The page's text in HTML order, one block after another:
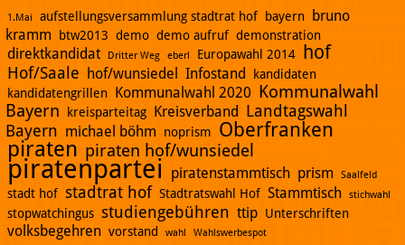
1.Mai aufstellungsversammlung stadtrat hof bayern
bruno
kramm
btw2013 demo demo aufruf demonstration
direktkandidat Dritter Weg eberl Europawahl 2014 hof
Hof/Saale hof/wunsiedel Infostand
kandidaten
kandidatengrillen
Kommunalwahl 2020 Kommunalwahl
Bayern
kreisparteitag Kreisverband Landtagswahl
Bayern michael böhm noprism Oberfranken
piraten piraten hof/wunsiedel
piratenpartei piratenstammtisch prism Saalfeld
stadt hof stadtrat hof Stadtratswahl Hof Stammtisch stichwahl
stopwatchingus studiengebühren ttip Unterschriften
volksbegehren vorstand wahl Wahlswerbespot